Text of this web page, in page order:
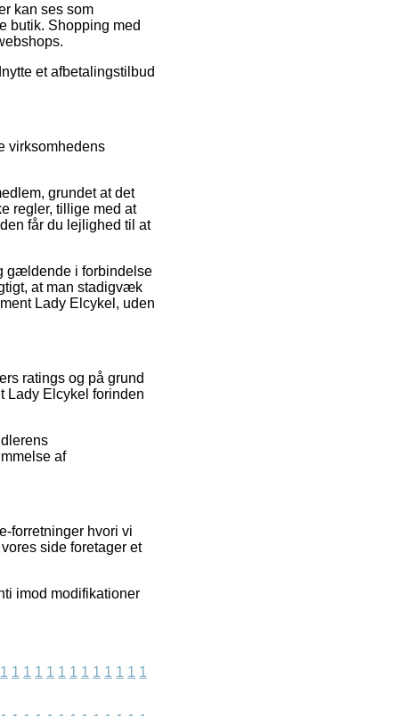
kan ses som
butik. Shopping med
et afbetalingstilbud
virksomhedens
grundet at det
regler, tillige med at
får du lejlighed til at
gældende i forbindelse
at man stadigvæk
Lady Elcykel, uden
ratings og på grund
Lady Elcykel forinden
af
forretninger hvori vi
side foretager et
imod modifikationer
1 1 1 1 1 1 1 1 1 1 1 1 1